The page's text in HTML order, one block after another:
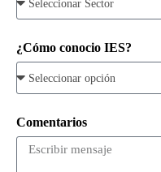
¿Cómo conocio IES?
Comentarios